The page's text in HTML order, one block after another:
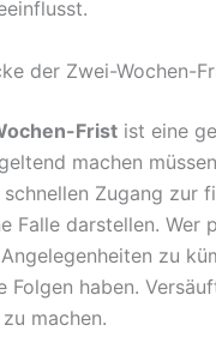
der Zwei-Wochen-
Frist ist eine
machen
schnellen Zugang zur
Falle darstellen.
zu
Folgen haben.
machen.